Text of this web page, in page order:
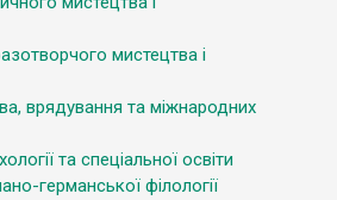
мистецтва і
врядування та міжнародних
та спеціальної освіти
германської філології